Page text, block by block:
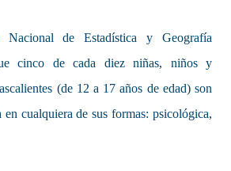
de Estadística y Geografía
cinco de cada diez niñas, niños y
(de 12 a 17 años de edad) son
cualquiera de sus formas: psicológica,